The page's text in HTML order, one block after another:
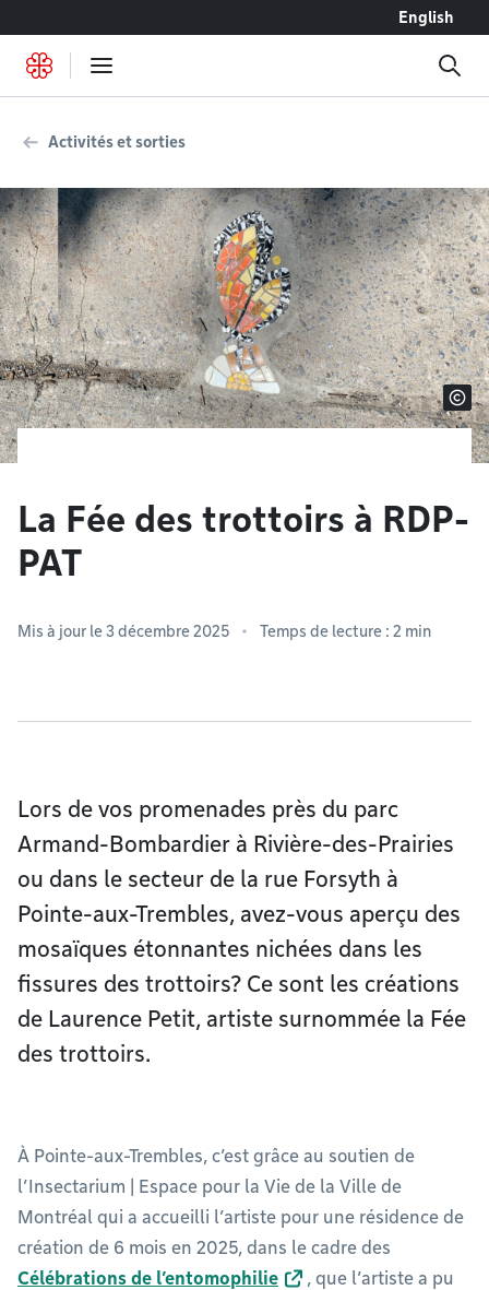
English
Activités et sorties
La Fée des trottoirs à RDP-
PAT
Mis à jour le 3 décembre 2025 Temps de lecture : 2 min
Lors de vos promenades près du parc
Armand-Bombardier à Rivière-des-Prairies
ou dans le secteur de la rue Forsyth à
Pointe-aux-Trembles, avez-vous aperçu des
mosaïques étonnantes nichées dans les
fissures des trottoirs? Ce sont les créations
de Laurence Petit, artiste surnommée la Fée
des trottoirs.
À Pointe-aux-Trembles, c’est grâce au soutien de
l’Insectarium | Espace pour la Vie de la Ville de
Montréal qui a accueilli l’artiste pour une résidence de
création de 6 mois en 2025, dans le cadre des
Célébrations de l’entomophilie
, que l’artiste a pu